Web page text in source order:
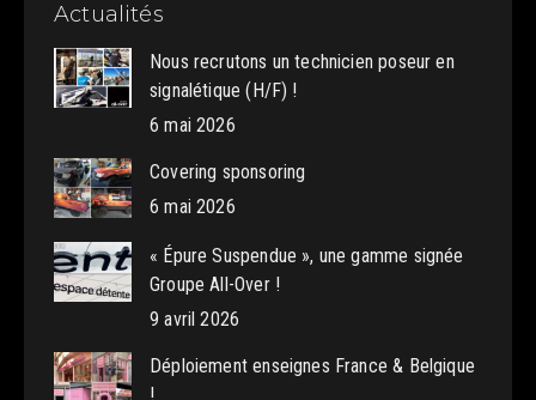
Actualités
Nous recrutons un technicien poseur en
signalétique (H/F) !
6 mai 2026
Covering sponsoring
6 mai 2026
« Épure Suspendue », une gamme signée
Groupe All-Over !
9 avril 2026
Déploiement enseignes France & Belgique
!